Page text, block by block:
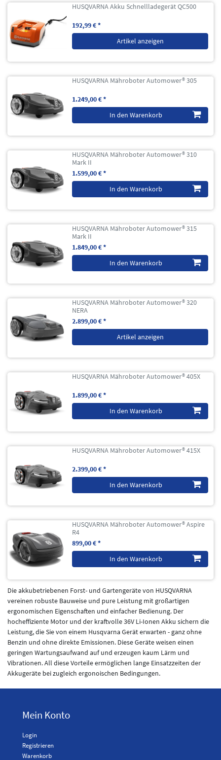
HUSQVARNA Akku Schnellladegerät QC500
192,99 € *
Artikel anzeigen
HUSQVARNA Mähroboter Automower® 305
1.249,00 € *
In den Warenkorb
HUSQVARNA Mähroboter Automower® 310
Mark II
1.599,00 € *
In den Warenkorb
HUSQVARNA Mähroboter Automower® 315
Mark II
1.849,00 € *
In den Warenkorb
HUSQVARNA Mähroboter Automower® 320
NERA
2.899,00 € *
Artikel anzeigen
HUSQVARNA Mähroboter Automower® 405X
1.899,00 € *
In den Warenkorb
HUSQVARNA Mähroboter Automower® 415X
2.399,00 € *
In den Warenkorb
HUSQVARNA Mähroboter Automower® Aspire
R4
899,00 € *
In den Warenkorb
Die akkubetriebenen Forst- und Gartengeräte von HUSQVARNA
vereinen robuste Bauweise und pure Leistung mit großartigen
ergonomischen Eigenschaften und einfacher Bedienung. Der
hocheffiziente Motor und der kraftvolle 36V Li-Ionen Akku sichern die
Leistung, die Sie von einem Husqvarna Gerät erwarten - ganz ohne
Benzin und ohne direkte Emissionen. Diese Geräte weisen einen
geringen Wartungsaufwand auf und erzeugen kaum Lärm und
Vibrationen. All diese Vorteile ermöglichen lange Einsatzzeiten der
Akkugeräte bei zugleich ergonoischen Bedingungen.
Mein Konto
Login
Registrieren
Warenkorb